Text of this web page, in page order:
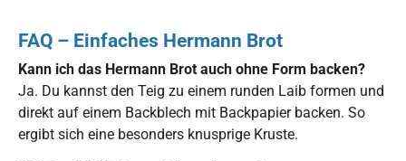
FAQ – Einfaches Hermann Brot
Kann ich das Hermann Brot auch ohne Form backen?
Ja. Du kannst den Teig zu einem runden Laib formen und
direkt auf einem Backblech mit Backpapier backen. So
ergibt sich eine besonders knusprige Kruste.